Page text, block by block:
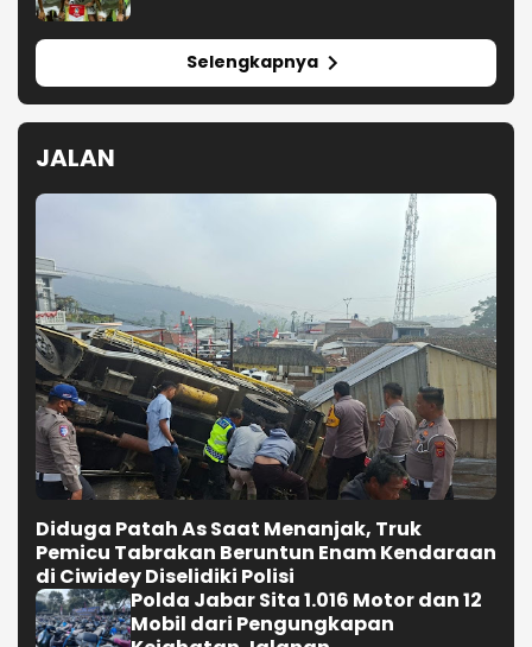
Selengkapnya
JALAN
Diduga Patah As Saat Menanjak, Truk
Pemicu Tabrakan Beruntun Enam Kendaraan
di Ciwidey Diselidiki Polisi
Polda Jabar Sita 1.016 Motor dan 12
Mobil dari Pengungkapan